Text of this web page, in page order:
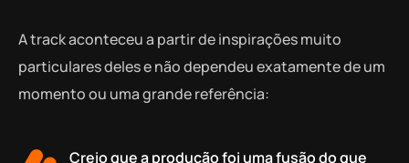
A track aconteceu a partir de inspirações muito
particulares deles e não dependeu exatamente de um
momento ou uma grande referência:
Creio que a produção foi uma fusão do que